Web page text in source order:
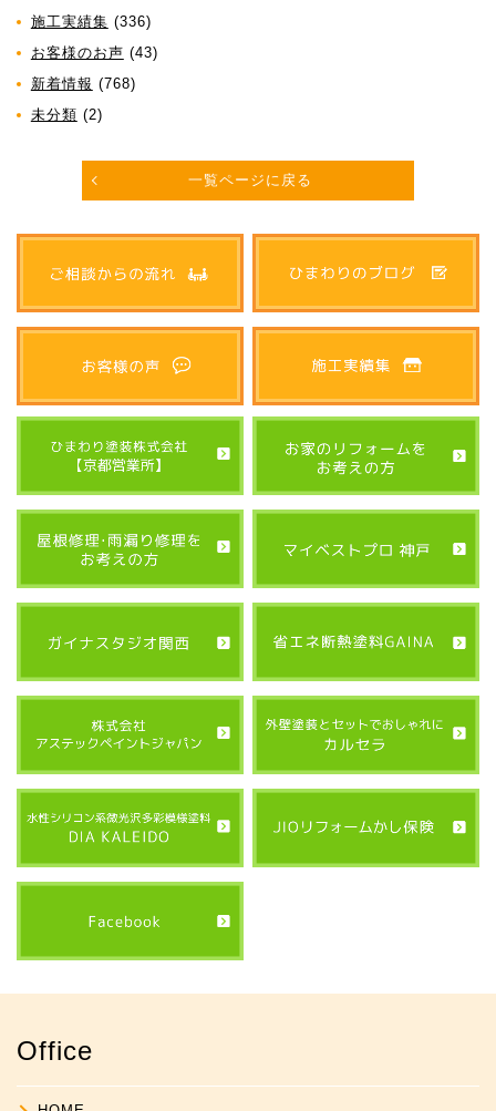
施工実績集 (336)
お客様のお声 (43)
新着情報 (768)
未分類 (2)
一覧ページに戻る
Office